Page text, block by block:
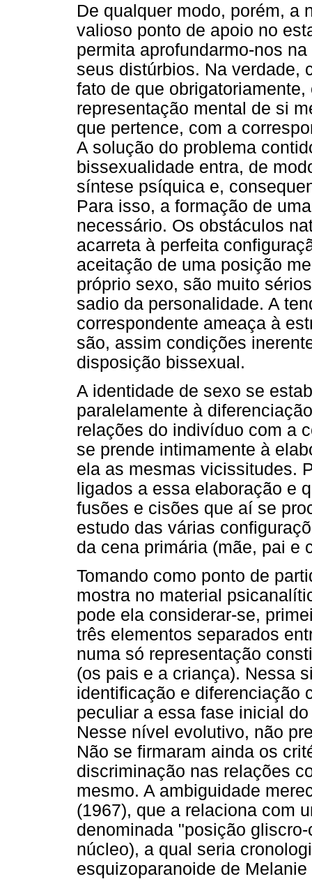
De qualquer modo, porém, a
valioso ponto de apoio no
permita aprofundarmo-nos
seus distúrbios. Na verdade,
fato de que
representação mental de si
que pertence, com a
A solução do problema
bissexualidade entra, de
síntese psíquica e,
Para isso, a formação de
necessário. Os obstáculos
acarreta à perfeita
aceitação de uma posição
próprio sexo, são muito
sadio da personalidade. A
correspondente ameaça à
são, assim condições
disposição bissexual.
A identidade de sexo se
paralelamente à
relações do indivíduo com a
se prende intimamente à
ela as mesmas vicissitudes.
ligados a essa elaboração e
fusões e cisões que aí se
estudo das várias
da cena primária (mãe, pai e
Tomando como ponto de
mostra no material
pode ela considerar-se,
três elementos separados
numa só representação
(os pais e a criança). Nessa
identificação e diferenciação
peculiar a essa fase inicial
Nesse nível evolutivo, não
Não se firmaram ainda os
discriminação nas relações
mesmo. A ambiguidade
(1967), que a relaciona com
denominada "posição
núcleo), a qual seria
esquizoparanoide de Melanie